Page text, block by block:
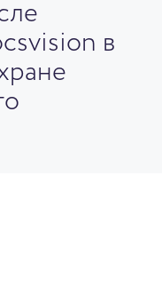
в